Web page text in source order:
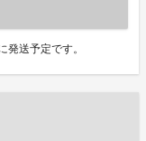
送予定です。